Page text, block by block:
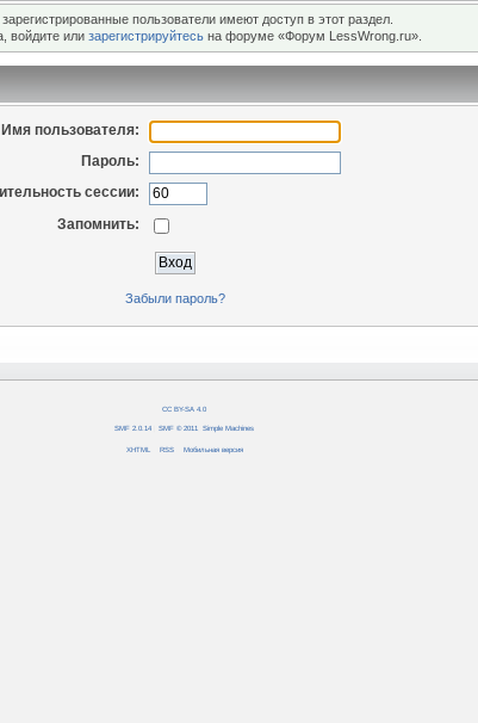
пользователи имеют доступ в этот раздел.
войдите или зарегистрируйтесьна форуме «Форум LessWrong.ru».
Имя пользователя:
Пароль:
сессии:
Запомнить:
Забыли пароль?
CC BY-SA 4.0
SMF 2.0.14 SMF © 2011 Simple Machines
XHTML RSS Мобильная версия